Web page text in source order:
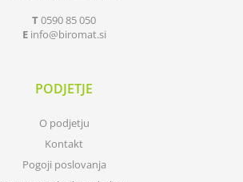
T0590 85 050
E info biromat.si
PODJETJE
O podjetju
Kontakt
Pogoji poslovanja